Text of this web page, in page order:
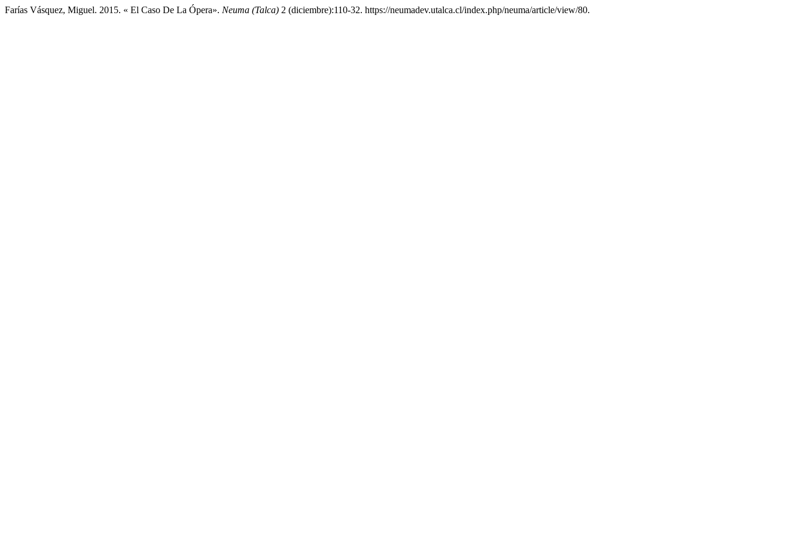
Farías Vásquez, Miguel. 2015. « El Caso De La Ópera». Neuma (Talca) 2 (diciembre):110-32. https://neumadev.utalca.cl/index.php/neuma/article/view/80.